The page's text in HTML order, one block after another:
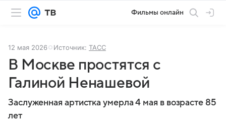
Фильмы онлайн
12 мая 2026 Источник: ТАСС
В Москве простятся с
Галиной Ненашевой
Заслуженная артистка умерла 4 мая в возрасте 85
лет